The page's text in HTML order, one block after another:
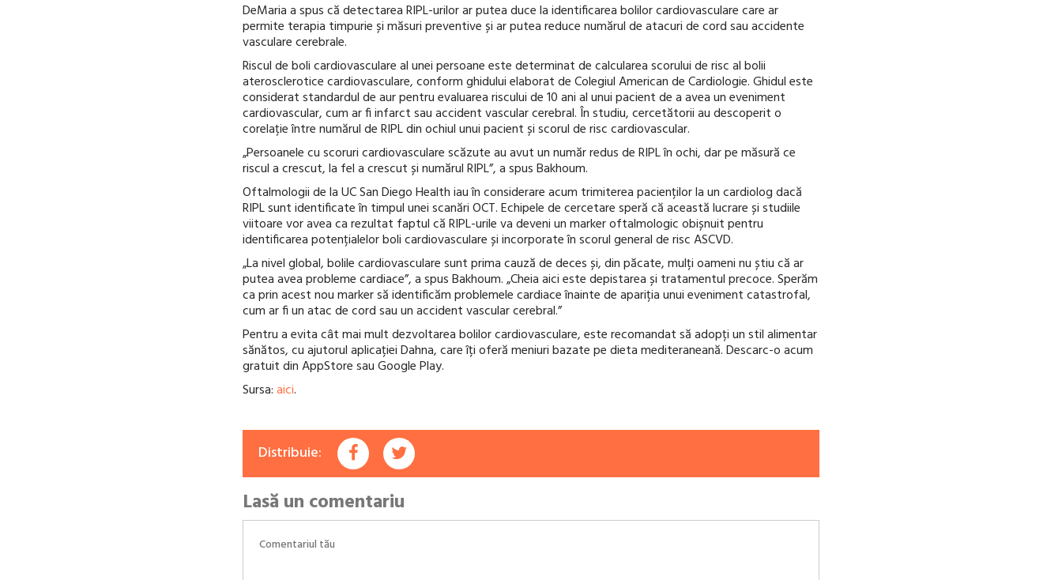
DeMaria a spus că detectarea RIPL-urilor ar putea duce la identificarea bolilor cardiovasculare care ar
permite terapia timpurie și măsuri preventive și ar putea reduce numărul de atacuri de cord sau accidente
vasculare cerebrale.
Riscul de boli cardiovasculare al unei persoane este determinat de calcularea scorului de risc al bolii
aterosclerotice cardiovasculare, conform ghidului elaborat de Colegiul American de Cardiologie. Ghidul este
considerat standardul de aur pentru evaluarea riscului de 10 ani al unui pacient de a avea un eveniment
cardiovascular, cum ar fi infarct sau accident vascular cerebral. În studiu, cercetătorii au descoperit o
corelație între numărul de RIPL din ochiul unui pacient și scorul de risc cardiovascular.
„Persoanele cu scoruri cardiovasculare scăzute au avut un număr redus de RIPL în ochi, dar pe măsură ce
riscul a crescut, la fel a crescut și numărul RIPL”, a spus Bakhoum.
Oftalmologii de la UC San Diego Health iau în considerare acum trimiterea pacienților la un cardiolog dacă
RIPL sunt identificate în timpul unei scanări OCT. Echipele de cercetare speră că această lucrare și studiile
viitoare vor avea ca rezultat faptul că RIPL-urile va deveni un marker oftalmologic obișnuit pentru
identificarea potențialelor boli cardiovasculare și incorporate în scorul general de risc ASCVD.
„La nivel global, bolile cardiovasculare sunt prima cauză de deces și, din păcate, mulți oameni nu știu că ar
putea avea probleme cardiace”, a spus Bakhoum. „Cheia aici este depistarea și tratamentul precoce. Sperăm
ca prin acest nou marker să identificăm problemele cardiace înainte de apariția unui eveniment catastrofal,
cum ar fi un atac de cord sau un accident vascular cerebral.”
Pentru a evita cât mai mult dezvoltarea bolilor cardiovasculare, este recomandat să adopți un stil alimentar
sănătos, cu ajutorul aplicației Dahna, care îți oferă meniuri bazate pe dieta mediteraneană. Descarc-o acum
gratuit din AppStore sau Google Play.
Sursa:aici.
Distribuie:
Lasă un comentariu